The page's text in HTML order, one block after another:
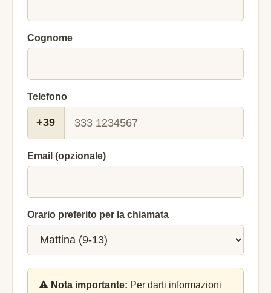
Cognome
Telefono
+39
Email (opzionale)
Orario preferito per la chiamata
⚠️ Nota importante: Per darti informazioni